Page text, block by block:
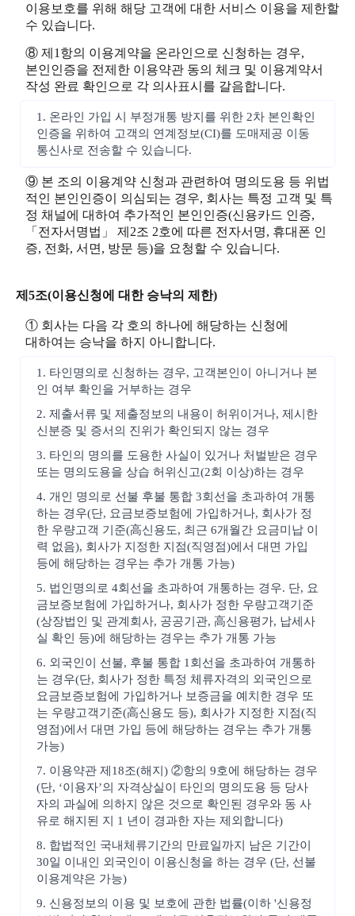
이용보호를 위해 해당 고객에 대한 서비스 이용을 제한할
수 있습니다.
⑧ 제1항의 이용계약을 온라인으로 신청하는 경우,
본인인증을 전제한 이용약관 동의 체크 및 이용계약서
작성 완료 확인으로 각 의사표시를 갈음합니다.
1. 온라인 가입 시 부정개통 방지를 위한 2차 본인확인
인증을 위하여 고객의 연계정보(CI)를 도매제공 이동
통신사로 전송할 수 있습니다.
⑨ 본 조의 이용계약 신청과 관련하여 명의도용 등 위법
적인 본인인증이 의심되는 경우, 회사는 특정 고객 및 특
정 채널에 대하여 추가적인 본인인증(신용카드 인증,
「전자서명법」 제2조 2호에 따른 전자서명, 휴대폰 인
증, 전화, 서면, 방문 등)을 요청할 수 있습니다.
제5조(이용신청에 대한 승낙의 제한)
① 회사는 다음 각 호의 하나에 해당하는 신청에
대하여는 승낙을 하지 아니합니다.
1. 타인명의로 신청하는 경우, 고객본인이 아니거나 본
인 여부 확인을 거부하는 경우
2. 제출서류 및 제출정보의 내용이 허위이거나, 제시한
신분증 및 증서의 진위가 확인되지 않는 경우
3. 타인의 명의를 도용한 사실이 있거나 처벌받은 경우
또는 명의도용을 상습 허위신고(2회 이상)하는 경우
4. 개인 명의로 선불 후불 통합 3회선을 초과하여 개통
하는 경우(단, 요금보증보험에 가입하거나, 회사가 정
한 우량고객 기준(高신용도, 최근 6개월간 요금미납 이
력 없음), 회사가 지정한 지점(직영점)에서 대면 가입
등에 해당하는 경우는 추가 개통 가능)
5. 법인명의로 4회선을 초과하여 개통하는 경우. 단, 요
금보증보험에 가입하거나, 회사가 정한 우량고객기준
(상장법인 및 관계회사, 공공기관, 高신용평가, 납세사
실 확인 등)에 해당하는 경우는 추가 개통 가능
6. 외국인이 선불, 후불 통합 1회선을 초과하여 개통하
는 경우(단, 회사가 정한 특정 체류자격의 외국인으로
요금보증보험에 가입하거나 보증금을 예치한 경우 또
는 우량고객기준(高신용도 등), 회사가 지정한 지점(직
영점)에서 대면 가입 등에 해당하는 경우는 추가 개통
가능)
7. 이용약관 제18조(해지) ②항의 9호에 해당하는 경우
(단, ‘이용자’의 자격상실이 타인의 명의도용 등 당사
자의 과실에 의하지 않은 것으로 확인된 경우와 동 사
유로 해지된 지 1 년이 경과한 자는 제외합니다)
8. 합법적인 국내체류기간의 만료일까지 남은 기간이
30일 이내인 외국인이 이용신청을 하는 경우 (단, 선불
이용계약은 가능)
9. 신용정보의 이용 및 보호에 관한 법률(이하 '신용정